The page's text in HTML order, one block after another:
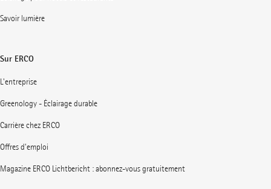
Savoir lumière
Sur ERCO
L'entreprise
Greenology - Éclairage durable
Carrière chez ERCO
Offres d'emploi
Magazine ERCO Lichtbericht : abonnez-vous gratuitement